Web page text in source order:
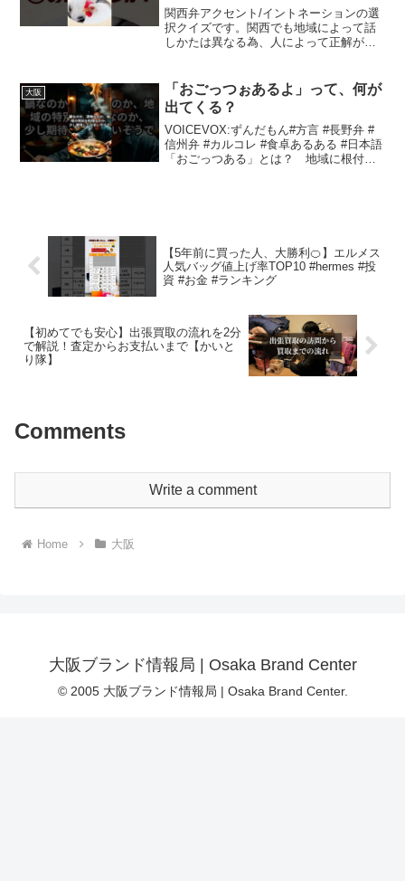
弁 #アクセント #shorts vol.2
関西弁アクセント/イントネーションの選
択クイズです。関西でも地域によって話
しかたは異なる為、人によって正解が異
をベースにしています。このチャンネル
は・関西弁を勉強したい・...
大阪
「おごっつぉあるよ」って、何が
出てくる？
VOICEVOX:ずんだもん#方言 #長野弁 #
信州弁 #カルコレ #食卓あるある #日本語
「おごっつある」とは？ 地域に根付い
【5年前に買った人、大勝利🍊】エルメス
人気バッグ値上げ率TOP10 #hermes #投
資 #お金 #ランキング
【初めてでも安心】出張買取の流れを2分
で解説！査定からお支払いまで【かいと
り隊】
Comments
Write a comment
Home 大阪
大阪ブランド情報局 | Osaka Brand Center
© 2005 大阪ブランド情報局 | Osaka Brand Center.